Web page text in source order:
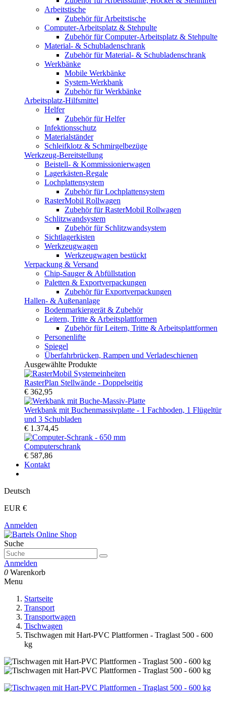
Arbeitstische
Zubehör für Arbeitstische
Computer-Arbeitsplatz & Stehpulte
Zubehör für Computer-Arbeitsplatz & Stehpulte
Material- & Schubladenschrank
Zubehör für Material- & Schubladenschrank
Werkbänke
Mobile Werkbänke
System-Werkbank
Zubehör für Werkbänke
Arbeitsplatz-Hilfsmittel
Helfer
Zubehör für Helfer
Infektionsschutz
Materialständer
Schleifklotz & Schmirgelbezüge
Werkzeug-Bereitstellung
Beistell- & Kommissionierwagen
Lagerkästen-Regale
Lochplattensystem
Zubehör für Lochplattensystem
RasterMobil Rollwagen
Zubehör für RasterMobil Rollwagen
Schlitzwandsystem
Zubehör für Schlitzwandsystem
Sichtlagerkisten
Werkzeugwagen
Werkzeugwagen bestückt
Verpackung & Versand
Chip-Sauger & Abfüllstation
Paletten & Exportverpackungen
Zubehör für Exportverpackungen
Hallen- & Außenanlage
Bodenmarkiergerät & Zubehör
Leitern, Tritte & Arbeitsplattformen
Zubehör für Leitern, Tritte & Arbeitsplattformen
Personenlifte
Spiegel
Überfahrbrücken, Rampen und Verladeschienen
Ausgewählte Produkte
RasterPlan Stellwände - Doppelseitig
€ 362,95
Werkbank mit Buchenmassivplatte - 1 Fachboden, 1 Flügeltür
und 3 Schubladen
€ 1.374,45
Computerschrank
€ 587,86
Kontakt
Deutsch
EUR €
Anmelden
Suche
Anmelden
0 Warenkorb
Menu
Startseite
Transport
Transportwagen
Tischwagen
Tischwagen mit Hart-PVC Plattformen - Traglast 500 - 600
kg